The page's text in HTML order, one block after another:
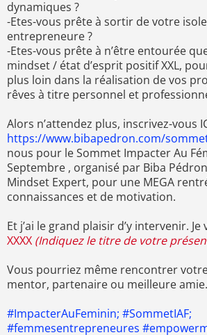
dynamiques ?
-Etes-vous prête à sortir de votre
entrepreneure ?
-Etes-vous prête à n’être entourée
mindset / état d’esprit positif XXL,
plus loin dans la réalisation de vos
rêves à titre personnel et
Alors n’attendez plus, inscrivez-vous
https://www.bibapedron.com/
nous pour le Sommet Impacter Au
Septembre , organisé par Biba
Mindset Expert, pour une MEGA
connaissances et de motivation.
Et j’ai le grand plaisir d’y intervenir.
XXXX (Indiquez le titre de votre
Vous pourriez même rencontrer
mentor, partenaire ou meilleure amie.
#ImpacterAuFeminin; #SommetIAF;
#femmesentrepreneures